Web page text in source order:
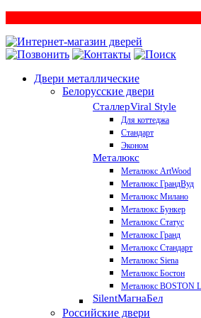
Двери металлические
Белорусские двери
СталлерViral Style
Для коттеджа
Стандарт
Эконом
Металюкс
Металюкс ArtWood
Металюкс ГрандВуд
Металюкс Милано
Металюкс Бункер
Металюкс Статус
Металюкс Гранд
Металюкс Стандарт
Металюкс Siena
Металюкс Бостон
Металюкс BOSTON
SilentМагнаБел
Российские двери